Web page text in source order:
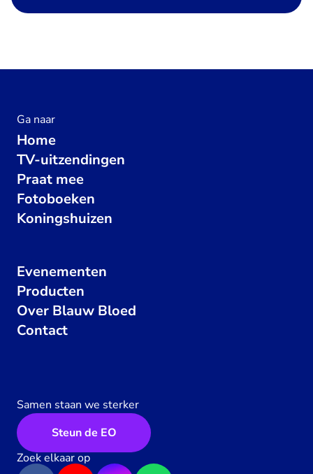
Ga naar
Home
TV-uitzendingen
Praat mee
Fotoboeken
Koningshuizen
Evenementen
Producten
Over Blauw Bloed
Contact
Samen staan we sterker
Steun de EO
Zoek elkaar op